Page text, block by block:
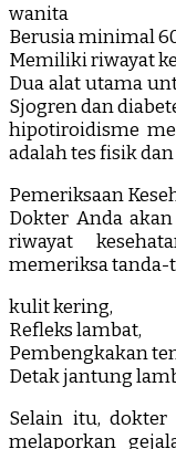
wanita
Berusia minimal
Memiliki riwayat
Dua alat utama
Sjogren dan
hipotiroidisme
adalah tes fisik dan
Pemeriksaan
Dokter Anda
riwayat
memeriksa
kulit kering,
Refleks lambat,
Pembengkakan
Detak jantung
Selain itu,
melaporkan